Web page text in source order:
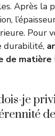
Après la
Pour
durabilité,
de matière
je